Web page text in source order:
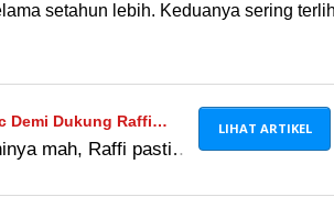
setahun lebih. Keduanya sering
Demi Dukung Raffi
mah, Raffi pasti
LIHAT ARTIKEL